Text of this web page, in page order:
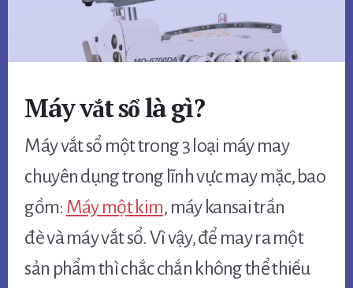
Máy vắt sổ là gì?
Máy vắt sổ một trong 3 loại máy may
chuyên dụng trong lĩnh vực may mặc, bao
gồm: Máy một kim, máy kansai trần
đè và máy vắt sổ. Vì vậy, để may ra một
sản phẩm thì chắc chắn không thể thiếu